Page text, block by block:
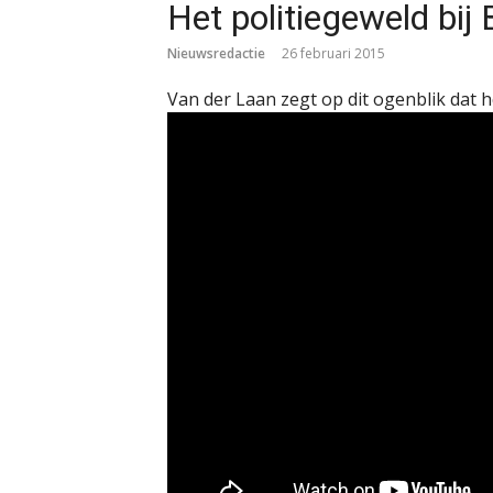
Het politiegeweld bij
Nieuwsredactie 26 februari 2015
Van der Laan zegt op dit ogenblik dat